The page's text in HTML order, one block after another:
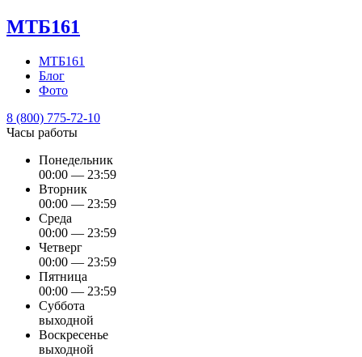
МТБ161
МТБ161
Блог
Фото
8 (800) 775-72-10
Часы работы
Понедельник
00:00 — 23:59
Вторник
00:00 — 23:59
Среда
00:00 — 23:59
Четверг
00:00 — 23:59
Пятница
00:00 — 23:59
Суббота
выходной
Воскресенье
выходной